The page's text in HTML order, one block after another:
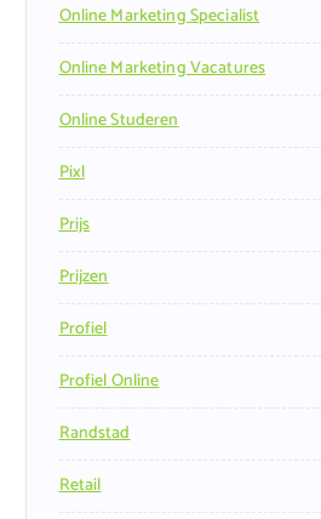
Online Marketing Specialist
Online Marketing Vacatures
Online Studeren
Pixl
Prijs
Prijzen
Profiel
Profiel Online
Randstad
Retail